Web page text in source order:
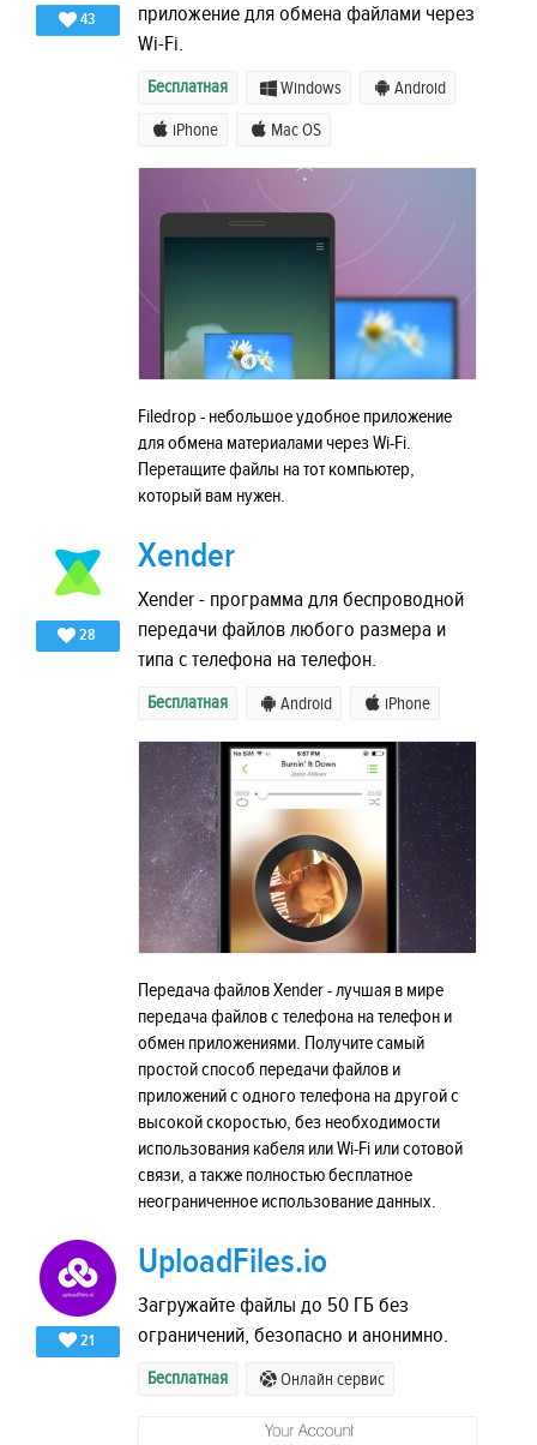
43
приложение для обмена файлами через
Wi-Fi.
Бесплатная Windows Android
iPhone Mac OS
Filedrop - небольшое удобное приложение
для обмена материалами через Wi-Fi.
Перетащите файлы на тот компьютер,
который вам нужен.
28
Xender
Xender - программа для беспроводной
передачи файлов любого размера и
типа с телефона на телефон.
Бесплатная Android iPhone
Передача файлов Xender - лучшая в мире
передача файлов с телефона на телефон и
обмен приложениями. Получите самый
простой способ передачи файлов и
приложений с одного телефона на другой с
высокой скоростью, без необходимости
использования кабеля или Wi-Fi или сотовой
связи, а также полностью бесплатное
неограниченное использование данных.
21
UploadFiles.io
Загружайте файлы до 50 ГБ без
ограничений, безопасно и анонимно.
Бесплатная Онлайн сервис